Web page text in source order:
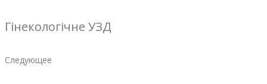
Гінекологічне УЗД
Следующее